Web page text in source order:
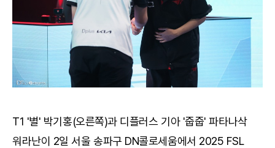
T1 '별' 박기홍(오른쪽)과 디플러스 기아 '줍줍' 파타나삭
워라난이 2일 서울 송파구 DN콜로세움에서 2025 FSL